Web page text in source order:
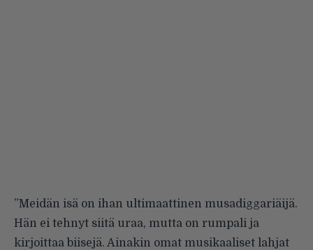
”Meidän isä on ihan ultimaattinen musadiggariäijä.
Hän ei tehnyt siitä uraa, mutta on rumpali ja
kirjoittaa biisejä. Ainakin omat musikaaliset lahjat